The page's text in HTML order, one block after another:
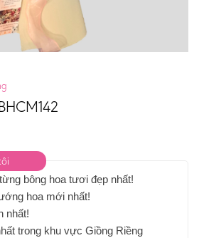
bông hoa tươi đẹp nhất!
hoa mới nhất!
nhất!
trong khu vực Giồng Riềng